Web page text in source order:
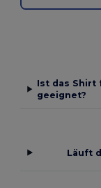
Ist das Shirt
geeignet?
Läuft